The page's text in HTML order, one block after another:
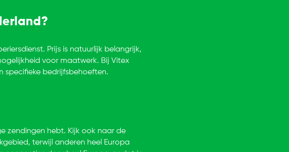
Prijs is natuurlijk belangrijk,
voor maatwerk. Bij Vitex
specifieke bedrijfsbehoeften.
zendingen hebt. Kijk ook naar de
terwijl anderen heel Europa